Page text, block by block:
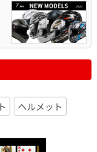
ヘルメット